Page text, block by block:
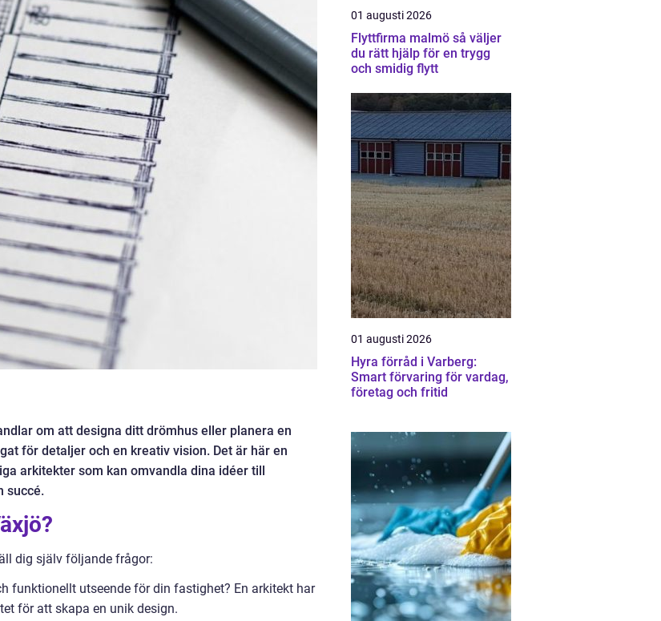
om att designa ditt drömhus eller planera en
för detaljer och en kreativ vision. Det är här en
arkitekter som kan omvandla dina idéer till
succé.
dig själv följande frågor:
funktionellt utseende för din fastighet? En arkitekt har
för att skapa en unik design.
01 augusti 2026
Flyttfirma malmö så väljer
du rätt hjälp för en trygg
och smidig flytt
01 augusti 2026
Hyra förråd i Varberg:
Smart förvaring för vardag,
företag och fritid